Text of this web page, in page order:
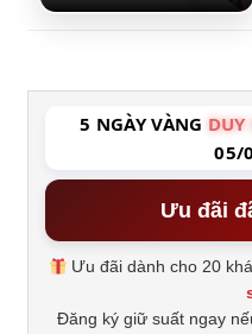
5 NGÀY VÀNG DUY
05/
Ưu đãi
Ưu đãi dành cho 20
Đăng ký giữ suất ngay